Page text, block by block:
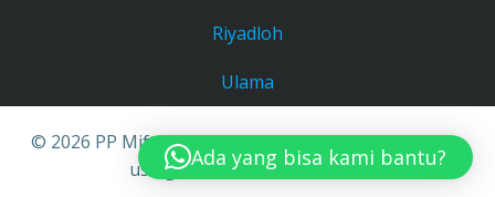
Riyadloh
Ulama
© 2026 PP Miftahul Khoir Bandung. Created for free
using WordPress andColibri
Ada yang bisa kami bantu?